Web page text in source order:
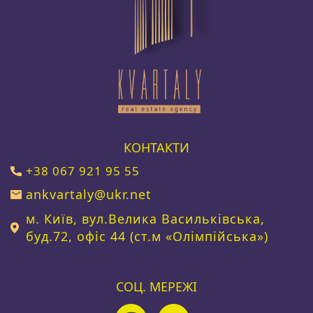
КОНТАКТИ
+38 067 921 95 55
ankvartaly@ukr.net
м. Київ, вул.Велика Васильківська,
буд.72, офіс 44 (ст.м «Олімпійська»)
СОЦ. МЕРЕЖІ